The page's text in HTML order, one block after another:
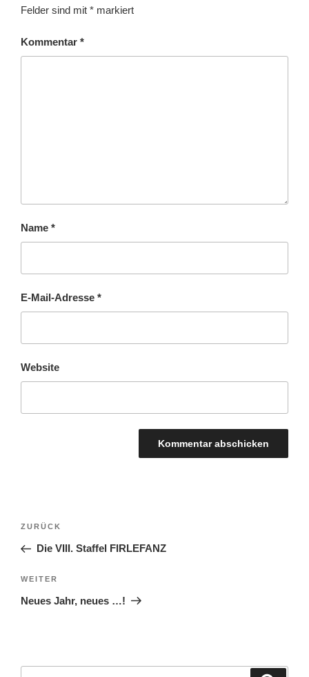
Felder sind mit * markiert
Kommentar *
Name *
E-Mail-Adresse *
Website
BEITRAGSNAVIGATION
Vorheriger
Beitrag
ZURÜCK
Die VIII. Staffel FIRLEFANZ
Nächster
Beitrag
WEITER
Neues Jahr, neues …!